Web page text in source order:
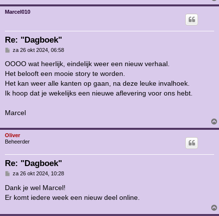
Marcel010
Re: "Dagboek"
B
r
c
h
t
za 26 okt 2024, 06:58
OOOO wat heerlijk, eindelijk weer een nieuw verhaal.
Het belooft een mooie story te worden.
Het kan weer alle kanten op gaan, na deze leuke invalhoek.
Ik hoop dat je wekelijks een nieuwe aflevering voor ons hebt.
Marcel
Oliver
Beheerder
Re: "Dagboek"
B
r
i
c
za 26 okt 2024, 10:28
Dank je wel Marcel!
Er komt iedere week een nieuw deel online.